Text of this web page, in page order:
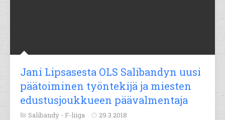
Jani Lipsasesta OLS Salibandyn uusi
päätoiminen työntekijä ja miesten
edustusjoukkueen päävalmentaja
Salibandy - F-liiga 29.3.2018